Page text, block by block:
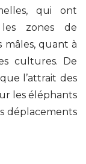
qui ont
zones de
mâles, quant à
cultures. De
l’attrait des
les éléphants
déplacements